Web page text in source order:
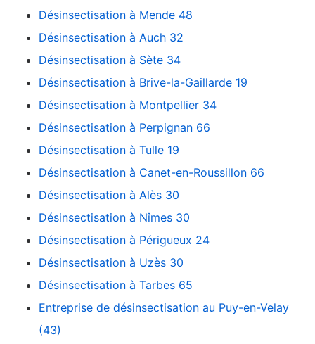
Désinsectisation à Mende 48
Désinsectisation à Auch 32
Désinsectisation à Sète 34
Désinsectisation à Brive-la-Gaillarde 19
Désinsectisation à Montpellier 34
Désinsectisation à Perpignan 66
Désinsectisation à Tulle 19
Désinsectisation à Canet-en-Roussillon 66
Désinsectisation à Alès 30
Désinsectisation à Nîmes 30
Désinsectisation à Périgueux 24
Désinsectisation à Uzès 30
Désinsectisation à Tarbes 65
Entreprise de désinsectisation au Puy-en-Velay
(43)